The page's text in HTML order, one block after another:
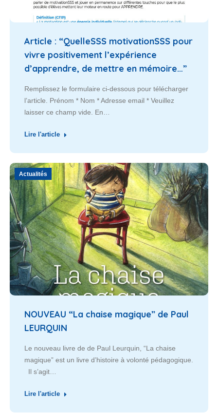
Article : “QuelleSSS motivationSSS pour
vivre positivement l’expérience
d’apprendre, de mettre en mémoire…”
Remplissez le formulaire ci-dessous pour télécharger
l’article. Prénom * Nom * Adresse email * Veuillez
laisser ce champ vide. En…
Lire l'article
Actualités
NOUVEAU “La chaise magique” de Paul
LEURQUIN
Le nouveau livre de de Paul Leurquin, “La chaise
magique” est un livre d’histoire à volonté pédagogique.
Il s’agit…
Lire l'article